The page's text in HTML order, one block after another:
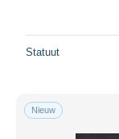
Statuut
Nieuw